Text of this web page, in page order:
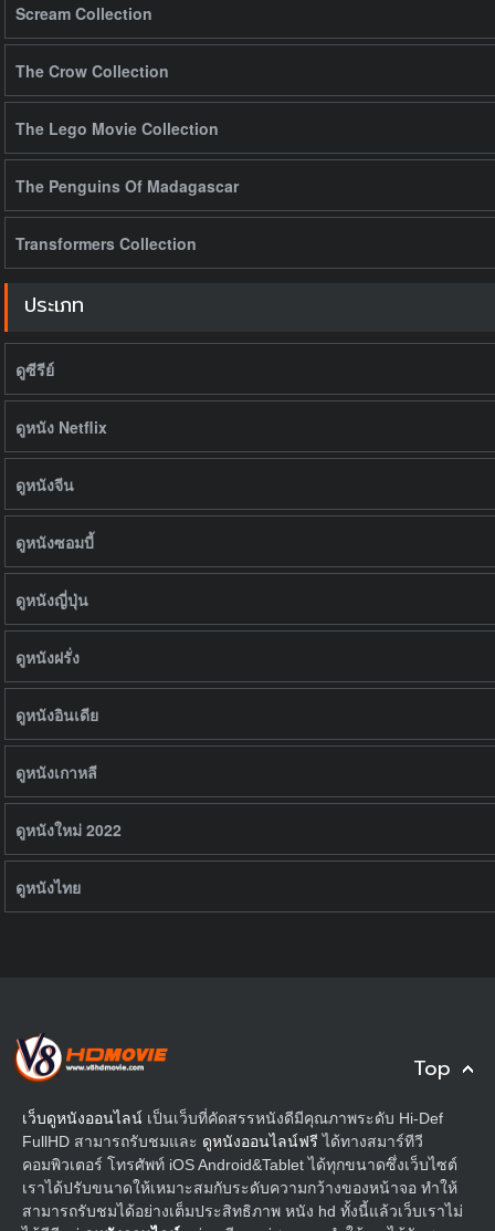
ประเภท
ดูซีรีย์
ดูหนัง Netflix
ดูหนังจีน
ดูหนังซอมบี้
ดูหนังญี่ปุ่น
ดูหนังฝรั่ง
ดูหนังอินเดีย
ดูหนังเกาหลี
ดูหนังใหม่ 2022
ดูหนังไทย
Scream Collection
The Crow Collection
The Lego Movie Collection
The Penguins Of Madagascar
Transformers Collection
Top
เว็บดูหนังออนไลน์ เป็นเว็บที่คัดสรรหนังดีมีคุณภาพระดับ Hi-Def
FullHD สามารถรับชมและ ดูหนังออนไลน์ฟรี ได้ทางสมาร์ทีวี
คอมพิวเตอร์ โทรศัพท์ iOS Android&Tablet ได้ทุกขนาดซึ่งเว็บไซต์
เราได้ปรับขนาดให้เหมาะสมกับระดับความกว้างของหน้าจอ ทำให้
สามารถรับชมได้อย่างเต็มประสิทธิภาพ หนัง hd ทั้งนี้แล้วเว็บเราไม่